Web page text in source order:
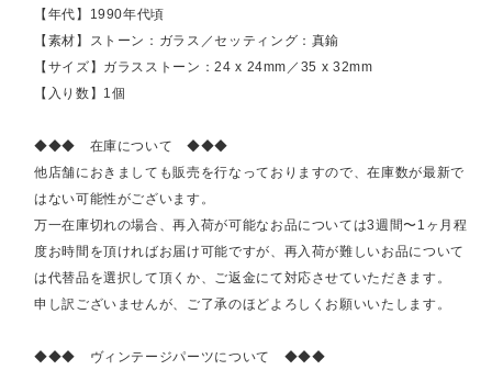
【年代】1990年代頃
【素材】ストーン：ガラス／セッティング：真鍮
【サイズ】ガラスストーン：24 x 24mm／35 x 32mm
【入り数】1個
◆◆◆ 在庫について ◆◆◆
他店舗におきましても販売を行なっておりますので、在庫数が最新で
はない可能性がございます。
万一在庫切れの場合、再入荷が可能なお品については3週間〜1ヶ月程
度お時間を頂ければお届け可能ですが、再入荷が難しいお品について
は代替品を選択して頂くか、ご返金にて対応させていただきます。
申し訳ございませんが、ご了承のほどよろしくお願いいたします。
◆◆◆ ヴィンテージパーツについて ◆◆◆